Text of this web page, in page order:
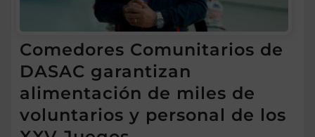
Comedores Comunitarios de
DASAC garantizan
alimentación de miles de
voluntarios y personal de los